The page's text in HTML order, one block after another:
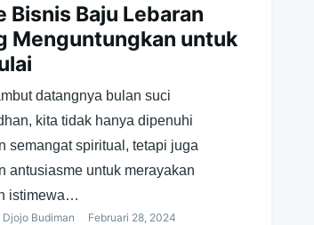
Bisnis Baju Lebaran
Menguntungkan untuk
datangnya bulan suci
kita tidak hanya dipenuhi
semangat spiritual, tetapi juga
antusiasme untuk merayakan
istimewa…
Djojo Budiman Februari 28, 2024